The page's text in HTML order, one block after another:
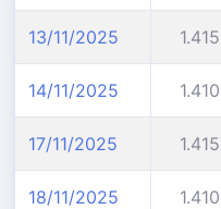
13/11/2025
14/11/2025
17/11/2025
18/11/2025